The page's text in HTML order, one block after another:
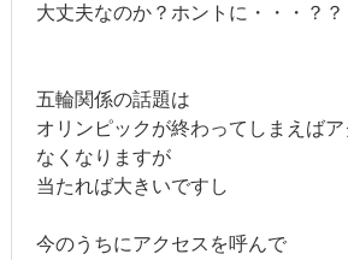
大丈夫なのか？ホントに・・・？？
五輪関係の話題は
オリンピックが終わってしまえば
なくなりますが
当たれば大きいですし
今のうちにアクセスを呼んで